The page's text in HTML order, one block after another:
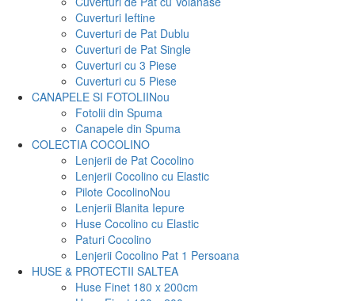
Cuverturi Ieftine
Cuverturi de Pat Dublu
Cuverturi de Pat Single
Cuverturi cu 3 Piese
Cuverturi cu 5 Piese
CANAPELE SI FOTOLIINou
Fotolii din Spuma
Canapele din Spuma
COLECTIA COCOLINO
Lenjerii de Pat Cocolino
Lenjerii Cocolino cu Elastic
Pilote CocolinoNou
Lenjerii Blanita Iepure
Huse Cocolino cu Elastic
Paturi Cocolino
Lenjerii Cocolino Pat 1 Persoana
HUSE & PROTECTII SALTEA
Huse Finet 180 x 200cm